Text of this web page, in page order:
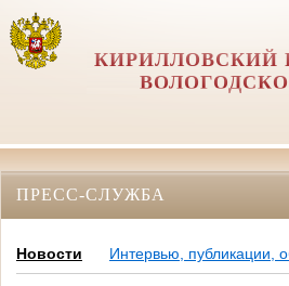
КИРИЛЛОВСКИЙ
ПРЕСС-СЛУЖБА
Новости Интервью, публикации,